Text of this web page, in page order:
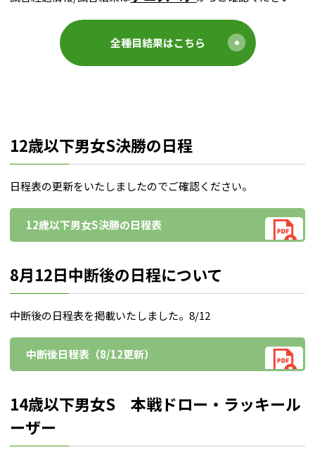
全種目結果はこちら
12歳以下男女S決勝の日程
日程表の更新をいたしましたのでご確認ください。
12歳以下男女S決勝の日程表
8月12日中断後の日程について
中断後の日程表を掲載いたしました。8/12
中断後日程表（8/12更新）
14歳以下男女S 本戦ドロー・ラッキール
ーザー